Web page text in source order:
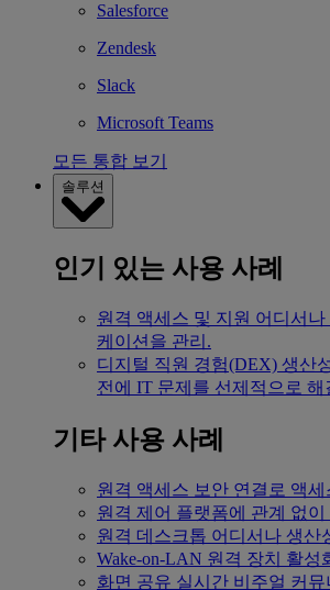
Salesforce
Zendesk
Slack
Microsoft Teams
모든 통합 보기
솔루션
인기 있는 사용 사례
원격 액세스 및 지원 어디서나
케이션을 관리.
디지털 직원 경험(DEX) 생산
전에 IT 문제를 선제적으로 해
기타 사용 사례
원격 액세스 보안 연결로 액세
원격 제어 플랫폼에 관계 없이
원격 데스크톱 어디서나 생산
Wake-on-LAN 원격 장치 활성
화면 공유 실시간 비주얼 커뮤